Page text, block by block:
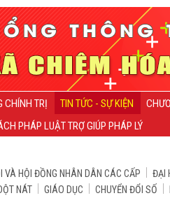
CHÍNH TRỊ TIN TỨC - SỰ KIỆN
PHÁP LUẬT TRỢ GIÚP PHÁP LÝ
VÀ HỘI ĐỒNG NHÂN DÂN CÁC CẤP ĐẠI
NÁT GIÁO DỤC CHUYỂN ĐỔI SỐ